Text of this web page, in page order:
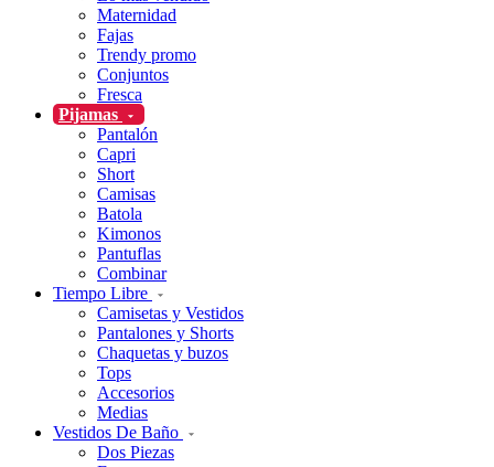
Maternidad
Fajas
Trendy promo
Conjuntos
Fresca
Pijamas
Pantalón
Capri
Short
Camisas
Batola
Kimonos
Pantuflas
Combinar
Tiempo Libre
Camisetas y Vestidos
Pantalones y Shorts
Chaquetas y buzos
Tops
Accesorios
Medias
Vestidos De Baño
Dos Piezas